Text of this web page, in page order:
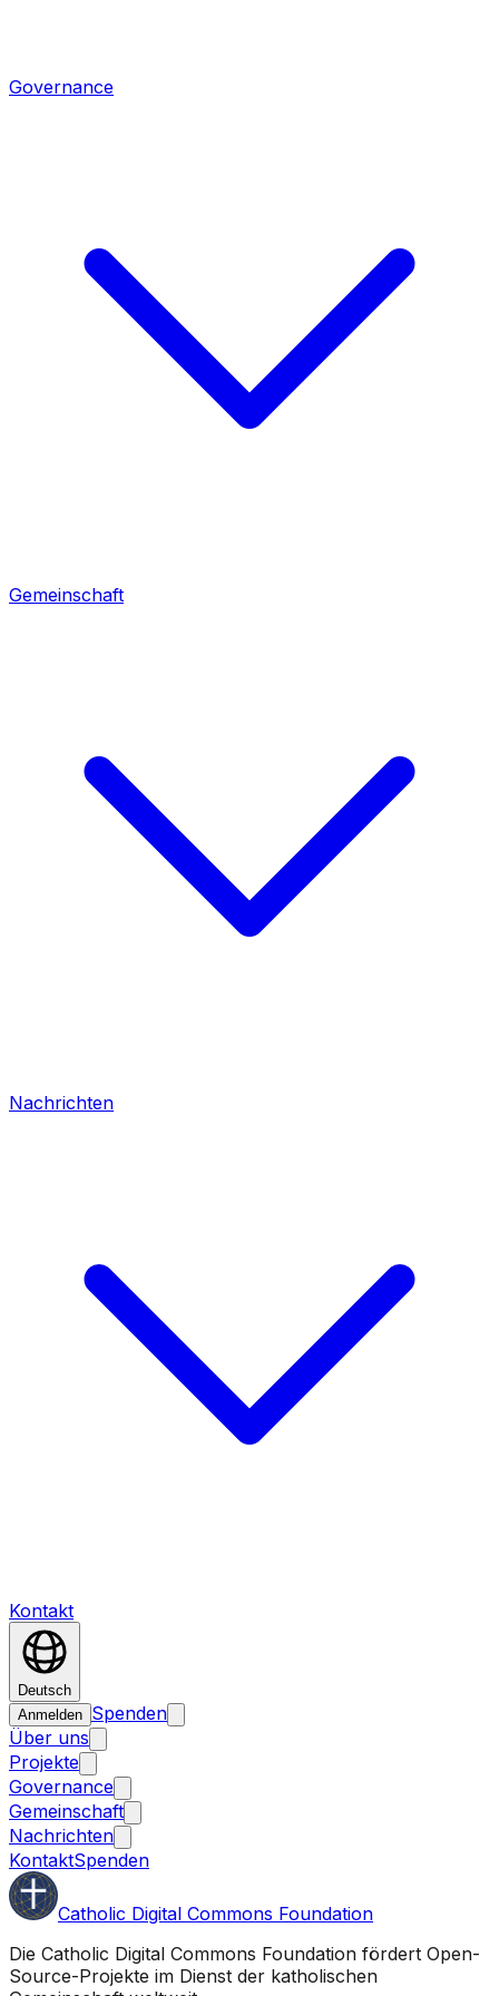
Governance
Gemeinschaft
Nachrichten
Kontakt
Deutsch
Anmelden Spenden
Über uns
Projekte
Governance
Gemeinschaft
Nachrichten
KontaktSpenden
Catholic Digital Commons Foundation
Die Catholic Digital Commons Foundation fördert Open-
Source-Projekte im Dienst der katholischen